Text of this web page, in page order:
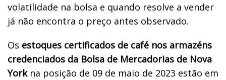
volatilidade na bolsa e quando resolve a vender
já não encontra o preço antes observado.
Os estoques certificados de café nos armazéns
credenciados da Bolsa de Mercadorias de Nova
Yorkna posição de 09 de maio de 2023 estão em